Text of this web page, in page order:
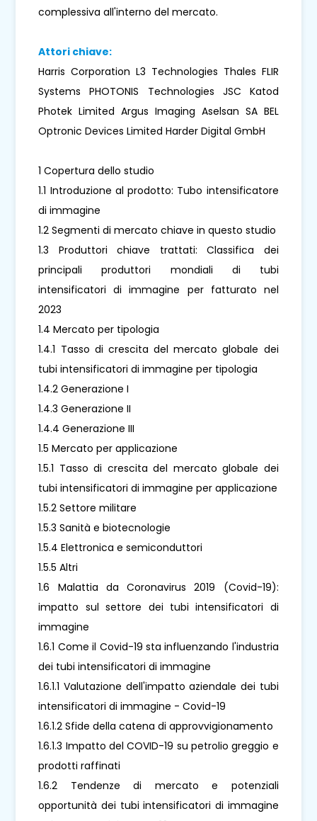
complessiva all'interno del mercato.
Attori chiave:
Harris Corporation L3 Technologies Thales FLIR
Systems PHOTONIS Technologies JSC Katod
Photek Limited Argus Imaging Aselsan SA BEL
Optronic Devices Limited Harder Digital GmbH
1 Copertura dello studio
1.1 Introduzione al prodotto: Tubo intensificatore
di immagine
1.2 Segmenti di mercato chiave in questo studio
1.3 Produttori chiave trattati: Classifica dei
principali produttori mondiali di tubi
intensificatori di immagine per fatturato nel
2023
1.4 Mercato per tipologia
1.4.1 Tasso di crescita del mercato globale dei
tubi intensificatori di immagine per tipologia
1.4.2 Generazione I
1.4.3 Generazione II
1.4.4 Generazione III
1.5 Mercato per applicazione
1.5.1 Tasso di crescita del mercato globale dei
tubi intensificatori di immagine per applicazione
1.5.2 Settore militare
1.5.3 Sanità e biotecnologie
1.5.4 Elettronica e semiconduttori
1.5.5 Altri
1.6 Malattia da Coronavirus 2019 (Covid-19):
impatto sul settore dei tubi intensificatori di
immagine
1.6.1 Come il Covid-19 sta influenzando l'industria
dei tubi intensificatori di immagine
1.6.1.1 Valutazione dell'impatto aziendale dei tubi
intensificatori di immagine - Covid-19
1.6.1.2 Sfide della catena di approvvigionamento
1.6.1.3 Impatto del COVID-19 su petrolio greggio e
prodotti raffinati
1.6.2 Tendenze di mercato e potenziali
opportunità dei tubi intensificatori di immagine